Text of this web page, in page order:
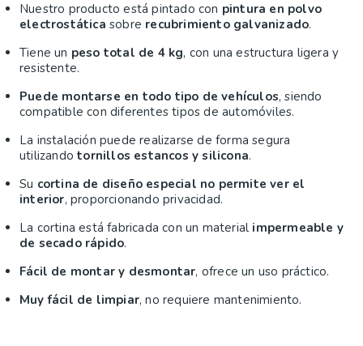
Nuestro producto está pintado con pintura en polvo
electrostática sobre recubrimiento galvanizado.
Tiene un peso total de 4 kg, con una estructura ligera y
resistente.
Puede montarse en todo tipo de vehículos, siendo
compatible con diferentes tipos de automóviles.
La instalación puede realizarse de forma segura
utilizandotornillos estancos y silicona.
Su cortina de diseño especial no permite ver el
interior, proporcionando privacidad.
La cortina está fabricada con un material impermeable y
de secado rápido.
Fácil de montar y desmontar, ofrece un uso práctico.
Muy fácil de limpiar, no requiere mantenimiento.